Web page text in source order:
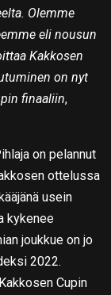
Olemme
eli nousun
Kakkosen
on nyt
finaaliin,
on pelannut
ottelussa
usein
kykenee
joukkue on jo
2022.
Cupin